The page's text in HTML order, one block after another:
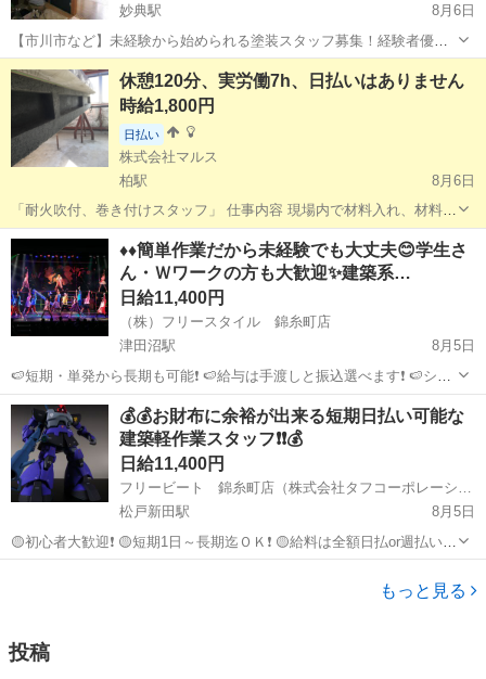
妙典駅
8月6日
【市川市など】未経験から始められる塗装スタッフ募集！経験者優遇
🌈 市川市の塗装会社で、一緒に働いてくれる仲間を募集しています😊
「手に職をつけたい🏃」「体を動かす仕事がしたい🏋️」 そんな方にお
すすめのお仕...
千葉 市川市 妙典駅 その他 スタッフ
休憩120分、実労働7h、日払いはありません
時給1,800円
日払い
株式会社マルス
柏駅
8月6日
「耐火吹付、巻き付けスタッフ」 仕事内容 現場内で材料入れ、材料カ
ット、清掃 株式会社マルス 千葉県知事許可 般-29 第47889号 - 千葉県
柏市 勤務時間8時17時(休憩120分) 実労動時間7h 時給1....
千葉 柏市 柏駅 その他 スタッフ
♦️♦️簡単作業だから未経験でも大丈夫😊学生さ
ん・Ｗワークの方も大歓迎✨建築系…
日給11,400円
（株）フリースタイル 錦糸町店
津田沼駅
8月5日
🍉短期・単発から長期も可能❗ 🍉給与は手渡しと振込選べます❗ 🍉シフ
トは日勤夜勤自由なスケジューリングが可能❗ 🍉経験・資格不要で初心
者も大歓迎❗ 🍉大学生から40代、50代も活躍中です❗ 🥰会社員・自営
業・学...
千葉 習志野市 津田沼駅 建築 掲示板
💰💰お財布に余裕が出来る短期日払い可能な
建築軽作業スタッフ❗❗💰
日給11,400円
フリービート 錦糸町店（株式会社タフコーポレーション）
松戸新田駅
8月5日
🟡初心者大歓迎❗ 🟡短期1日～長期迄ＯＫ❗ 🟡給料は全額日払or週払い振
込み❗ 🟡仕事が早く終わった時も給与保証❗ 🟡シフトは前日提出でもＯ
Ｋ❗ 🍧仕事内容🍧 各種建築現場において、 廃材片付け・清掃・各種...
もっと見る
投稿